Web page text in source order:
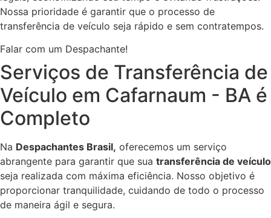
Nossa prioridade é garantir que o processo de
transferência de veículo seja rápido e sem contratempos.
Falar com um Despachante!
Serviços de Transferência de
Veículo em Cafarnaum - BA é
Completo
Na Despachantes Brasil, oferecemos um serviço
abrangente para garantir que sua transferência de veículo
seja realizada com máxima eficiência. Nosso objetivo é
proporcionar tranquilidade, cuidando de todo o processo
de maneira ágil e segura.